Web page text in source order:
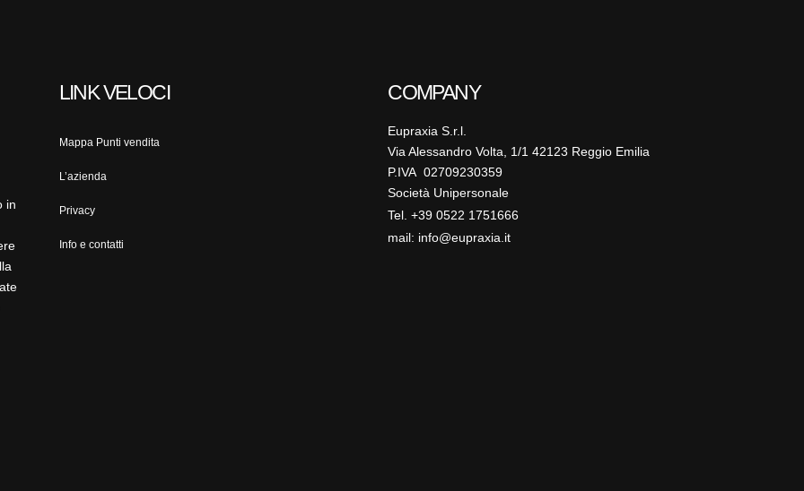
in
LINK VELOCI
Mappa Punti vendita
L’azienda
Privacy
Info e contatti
COMPANY
Eupraxia S.r.l.
Via Alessandro Volta, 1/1 42123 Reggio Emilia
P.IVA 02709230359
Società Unipersonale
Tel. +39 0522 1751666
mail: info@eupraxia.it